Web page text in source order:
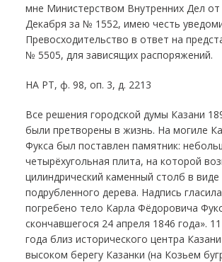
мне Министерством Внутренних Дел от
Декабря за № 1552, имею честь
Превосходительство в ответ на
№ 5505, для зависящих распоряжений.
НА РТ, ф. 98, оп. 3, д. 2213
Все решения городской думы Казани
были претворены в жизнь. На могиле
Фукса был поставлен памятник:
четырёхугольная плита, на которой
цилиндрический каменный столб в виде
подрубленного дерева. Надпись
погребено тело Карла Фёдоровича
скончавшегося 24 апреля 1846 года».
года близ исторического центра
высоком берегу Казанки (на Козьем